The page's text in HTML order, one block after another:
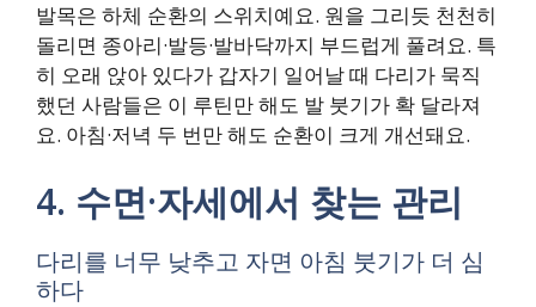
발목은 하체 순환의 스위치예요. 원을 그리듯 천천히
돌리면 종아리·발등·발바닥까지 부드럽게 풀려요. 특
히 오래 앉아 있다가 갑자기 일어날 때 다리가 묵직
했던 사람들은 이 루틴만 해도 발 붓기가 확 달라져
요. 아침·저녁 두 번만 해도 순환이 크게 개선돼요.
4. 수면·자세에서 찾는 관리
다리를 너무 낮추고 자면 아침 붓기가 더 심
하다